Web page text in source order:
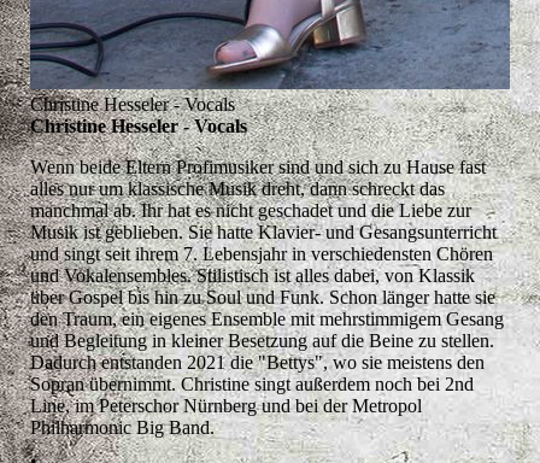
Christine Hesseler - Vocals
Christine Hesseler - Vocals
Wenn beide Eltern Profimusiker sind und sich zu Hause fast
alles nur um klassische Musik dreht, dann schreckt das
manchmal ab. Ihr hat es nicht geschadet und die Liebe zur
Musik ist geblieben. Sie hatte Klavier- und Gesangsunterricht
und singt seit ihrem 7. Lebensjahr in verschiedensten Chören
und Vokalensembles. Stilistisch ist alles dabei, von Klassik
über Gospel bis hin zu Soul und Funk. Schon länger hatte sie
den Traum, ein eigenes Ensemble mit mehrstimmigem Gesang
und Begleitung in kleiner Besetzung auf die Beine zu stellen.
Dadurch entstanden 2021 die "Bettys", wo sie meistens den
Sopran übernimmt. Christine singt außerdem noch bei 2nd
Line, im Peterschor Nürnberg und bei der Metropol
Philharmonic Big Band.